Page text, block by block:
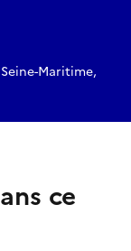
Maritime,
ce